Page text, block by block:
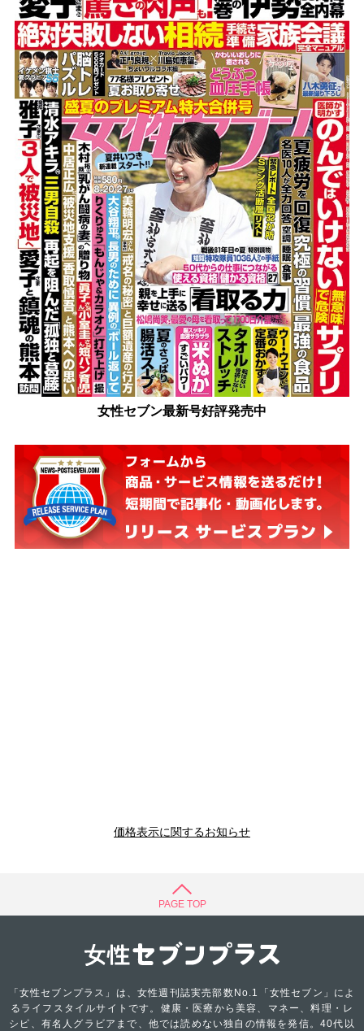
女性セブン最新号好評発売中
価格表示に関するお知らせ
PAGE TOP
「女性セブンプラス」は、女性週刊誌実売部数No.1「女性セブン」によ
るライフスタイルサイトです。健康・医療から美容、マネー、料理・レ
シピ、有名人グラビアまで、他では読めない独自の情報を発信。40代以